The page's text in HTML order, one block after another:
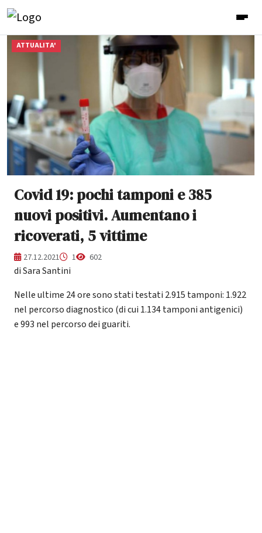
ATTUALITA'
Covid 19: pochi tamponi e 385
nuovi positivi. Aumentano i
ricoverati, 5 vittime
27.12.2021 1 602
di Sara Santini
Nelle ultime 24 ore sono stati testati 2.915 tamponi: 1.922
nel percorso diagnostico (di cui 1.134 tamponi antigenici)
e 993 nel percorso dei guariti.